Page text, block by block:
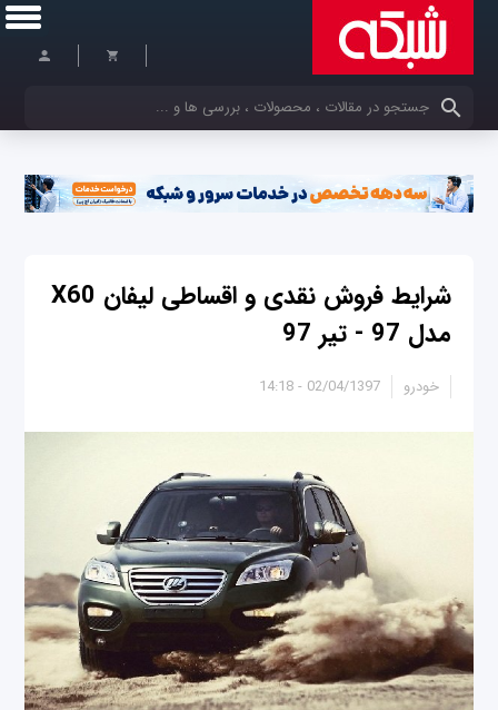
کلمات کلیدی خود را وارد کنید
شرایط فروش نقدی و اقساطی لیفان X60
مدل 97 - تیر 97
02/04/1397 - 14:18 خودرو